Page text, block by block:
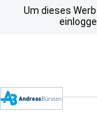
Um dieses